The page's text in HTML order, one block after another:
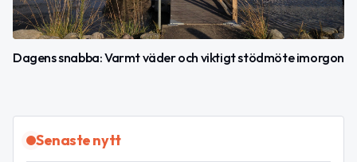
Dagens snabba: Varmt väder och viktigt stödmöte imorgon
Senaste nytt